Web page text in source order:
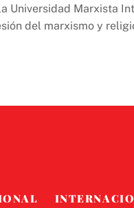
Universidad Marxista
del marxismo y